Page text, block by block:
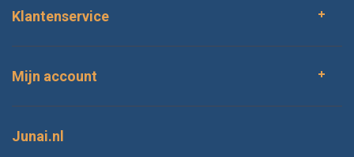
Klantenservice
Mijn account
Junai.nl